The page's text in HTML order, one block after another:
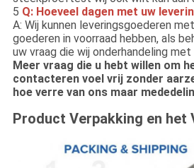
5 Q: Hoeveel dagen met uw
A: Wij kunnen leveringsgoederen
goederen in voorraad hebben, als
uw vraag die wij onderhandeling met
Meer vraag die u hebt willen om
contacteren voel vrij zonder
hoe verre van ons maar
Product Verpakking en het